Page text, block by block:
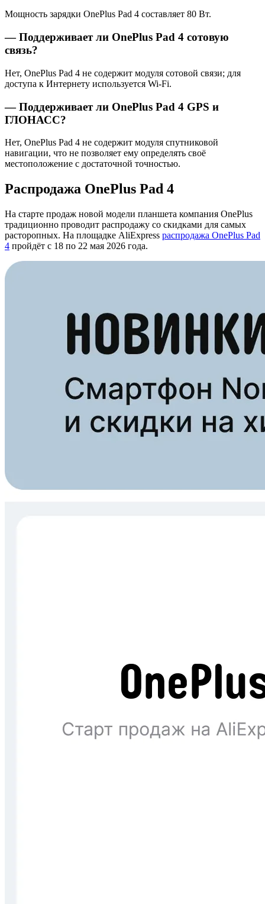
Мощность зарядки OnePlus Pad 4 составляет 80 Вт.
— Поддерживает ли OnePlus Pad 4 сотовую
связь?
Нет, OnePlus Pad 4 не содержит модуля сотовой связи; для
доступа к Интернету используется Wi-Fi.
— Поддерживает ли OnePlus Pad 4 GPS и
ГЛОНАСС?
Нет, OnePlus Pad 4 не содержит модуля спутниковой
навигации, что не позволяет ему определять своё
местоположение с достаточной точностью.
Распродажа OnePlus Pad 4
На старте продаж новой модели планшета компания OnePlus
традиционно проводит распродажу со скидками для самых
расторопных. На площадке AliExpress распродажа OnePlus Pad
4 пройдёт с 18 по 22 мая 2026 года.